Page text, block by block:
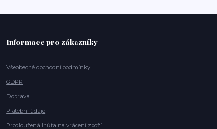
Informace pro zákazníky
Všeobecné obchodní podmínky
GDPR
Doprava
Platební údaje
Prodloužená lhůta na vrácení zboží